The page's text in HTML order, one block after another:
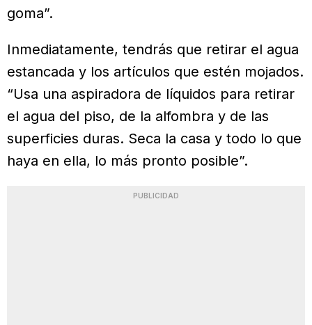
goma”.
Inmediatamente, tendrás que retirar el agua
estancada y los artículos que estén mojados.
“Usa una aspiradora de líquidos para retirar
el agua del piso, de la alfombra y de las
superficies duras. Seca la casa y todo lo que
haya en ella, lo más pronto posible”.
PUBLICIDAD